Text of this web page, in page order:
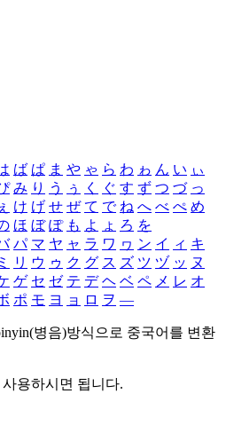
ば ぱ ま や ゃ ら わ ゎ ん い ぃ
み り う ぅ く ぐ す ず つ づ っ
ぇ け げ せ ぜ て で ね へ べ ぺ め
ほ ぼ ぽ も よ ょ ろ を
パ マ ヤ ャ ラ ワ ヮ ン イ ィ キ
ミ リ ウ ゥ ク グ ス ズ ツ ヅ ッ ヌ
ゲ セ ゼ テ デ ヘ ベ ペ メ レ オ
ポ モ ヨ ョ ロ ヲ ―
병음)방식으로 중국어를 변환
용하시면 됩니다.